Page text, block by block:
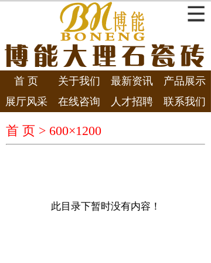
首 页 关于我们 最新资讯
产品展示
展厅风采
在线咨询 人才招聘 联系我们
首 页 > 600×1200
此目录下暂时没有内容！